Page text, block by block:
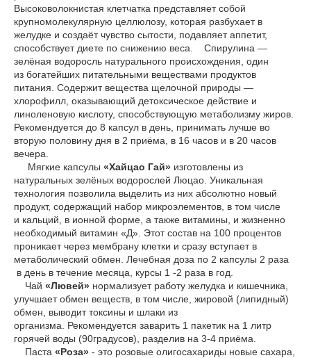
Высоковолокнистая клетчатка представляет собой
крупномолекулярную целлюлозу, которая разбухает в
желудке и создаёт чувство сытости, подавляет аппетит,
способствует диете по снижению веса. Спирулина —
зелёная водоросль натурального происхождения, один
из богатейших питательными веществами продуктов
питания. Содержит вещества щелочной природы —
хлорофилл, оказывающий детоксическое действие и
линоленовую кислоту, способствующую метаболизму жиров.
Рекомендуется до 8 капсул в день, принимать лучше во
вторую половину дня в 2 приёма, в 16 часов и в 20 часов
вечера.
Мягкие капсулы «Хайцао Гай» изготовлены из
натуральных зелёных водорослей Люцао. Уникальная
технология позволила выделить из них абсолютно новый
продукт, содержащий набор микроэлементов, в том числе
и кальций, в ионной форме, а также витамины, и жизненно
необходимый витамин «Д». Этот состав на 100 процентов
проникает через мембрану клетки и сразу вступает в
метаболический обмен. Лечебная доза по 2 капсулы 2 раза
в день в течение месяца, курсы 1 -2 раза в год.
Чай «Лювей» нормализует работу желудка и кишечника,
улучшает обмен веществ, в том числе, жировой (липидный)
обмен, выводит токсины и шлаки из
организма. Рекомендуется заварить 1 пакетик на 1 литр
горячей воды (90градусов), разделив на 3-4 приёма.
Паста «Роза» - это розовые олигосахариды новые сахара,